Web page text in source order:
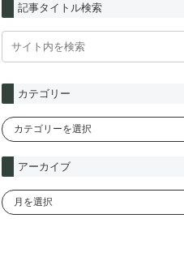
記事タイトル検索
カテゴリー
アーカイブ